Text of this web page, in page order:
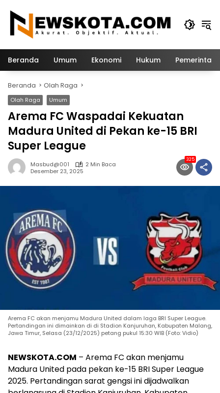
konten
Beranda Umum Ekonomi Hukum
Beranda Olah Raga
Olah Raga Umum
Arema FC Waspadai Kekuatan
Madura United di Pekan ke-15 BRI
Super League
Masbud@001
2 Min Baca
Desember 23, 2025
325
Arema FC akan menjamu Madura United dalam laga BRI Super League.
Pertandingan ini dimainkan di di Stadion Kanjuruhan, Kabupaten Malang,
Jawa Timur, Selasa (23/12/2025) petang pukul 15:30 WIB (Foto: Vidio)
NEWSKOTA.COM – Arema FC akan menjamu
Madura United pada pekan ke-15 BRI Super League
2025. Pertandingan sarat gengsi ini dijadwalkan